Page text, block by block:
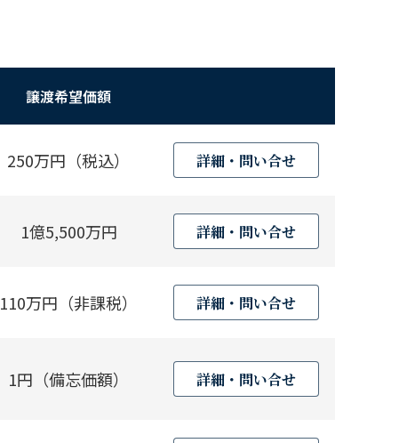
譲渡希望価額
250万円（税込） 詳細・問い合せ
1億5,500万円 詳細・問い合せ
110万円（非課税） 詳細・問い合せ
1円（備忘価額） 詳細・問い合せ